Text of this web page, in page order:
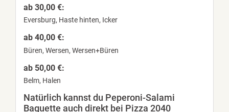
ab 30,00 €:
Eversburg, Haste hinten, Icker
ab 40,00 €:
Büren, Wersen, Wersen+Büren
ab 50,00 €:
Belm, Halen
Natürlich kannst du Peperoni-Salami
Baguette auch direkt bei Pizza 2040